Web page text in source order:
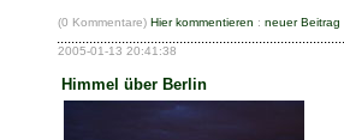
(0 Kommentare) Hier kommentieren : neuer Beitrag
2005-01-13 20:41:38
Himmel über Berlin